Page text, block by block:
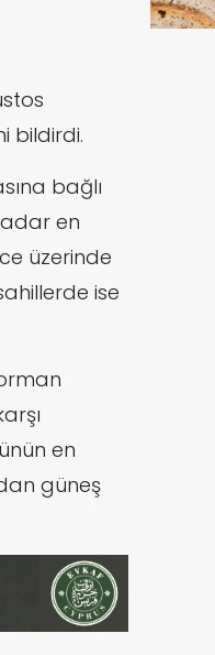
bildirdi.
bağlı
en
üzerinde
ise
en
güneş